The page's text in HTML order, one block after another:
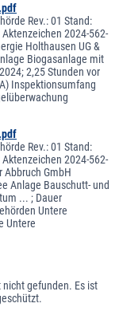
Rev.: 01 Stand:
2024-562-
Holthausen UG &
Biogasanlage mit
2,25 Stunden vor
Inspektionsumfang
Rev.: 01 Stand:
2024-562-
GmbH
Anlage Bauschutt- und
... ; Dauer
Untere
Untere
gefunden. Es ist